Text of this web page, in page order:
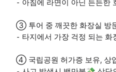
⁃ 아침에 라면이 아닌 든든한
➂ 투어 중 깨끗한 화장실 방
⁃ 타지에서 가장 걱정 되는
➃ 국립공원 허가증 보유, 상